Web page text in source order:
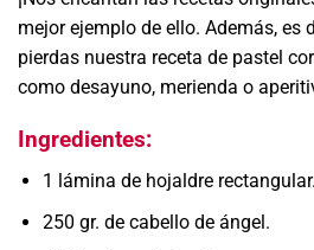
mejor ejemplo de ello. Además, es
pierdas nuestra receta de pastel
como desayuno, merienda o
Ingredientes:
1 lámina de hojaldre rectangular.
250 gr. de cabello de ángel.